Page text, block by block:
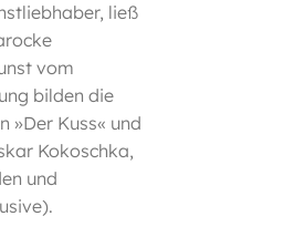
ließ
vom
bilden die
»Der Kuss« und
Kokoschka,
und